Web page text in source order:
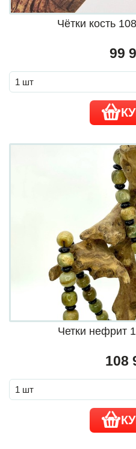
Чётки кость
99
Четки нефрит
108